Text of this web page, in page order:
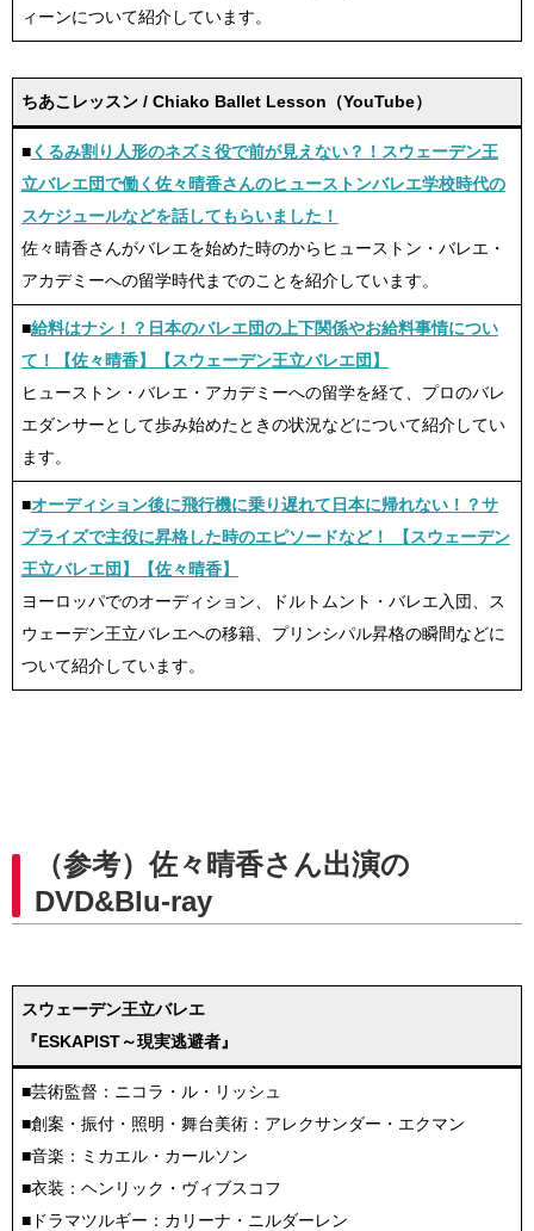
ィーンについて紹介しています。
ちあこレッスン / Chiako Ballet Lesson（YouTube）
■くるみ割り人形のネズミ役で前が見えない？！スウェーデン王
立バレエ団で働く佐々晴香さんのヒューストンバレエ学校時代の
スケジュールなどを話してもらいました！
佐々晴香さんがバレエを始めた時のからヒューストン・バレエ・
アカデミーへの留学時代までのことを紹介しています。
■給料はナシ！？日本のバレエ団の上下関係やお給料事情につい
て！【佐々晴香】【スウェーデン王立バレエ団】
ヒューストン・バレエ・アカデミーへの留学を経て、プロのバレ
エダンサーとして歩み始めたときの状況などについて紹介してい
ます。
■オーディション後に飛行機に乗り遅れて日本に帰れない！？サ
プライズで主役に昇格した時のエピソードなど！ 【スウェーデン
王立バレエ団】【佐々晴香】
ヨーロッパでのオーディション、ドルトムント・バレエ入団、ス
ウェーデン王立バレエへの移籍、プリンシパル昇格の瞬間などに
ついて紹介しています。
（参考）佐々晴香さん出演の
DVD&Blu-ray
スウェーデン王立バレエ
『ESKAPIST～現実逃避者』
■芸術監督：ニコラ・ル・リッシュ
■創案・振付・照明・舞台美術：アレクサンダー・エクマン
■音楽：ミカエル・カールソン
■衣装：ヘンリック・ヴィブスコフ
■ドラマツルギー：カリーナ・ニルダーレン